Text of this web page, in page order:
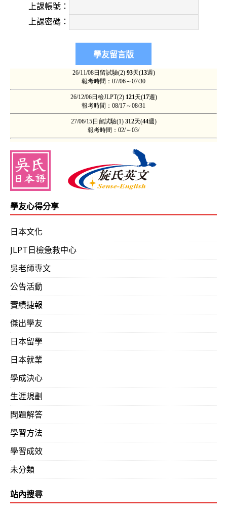
上課帳號：
上課密碼：
學友心得分享
日本文化
JLPT日檢急救中心
吳老師專文
公告活動
實績捷報
傑出學友
日本留學
日本就業
學成決心
生涯規劃
問題解答
學習方法
學習成效
未分類
站內搜尋